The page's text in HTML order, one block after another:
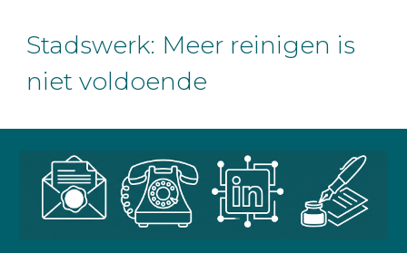
Stadswerk: Meer reinigen is
niet voldoende